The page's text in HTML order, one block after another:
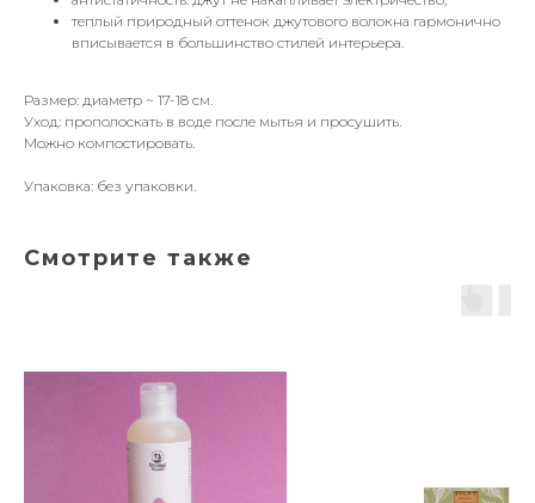
теплый природный оттенок джутового волокна гармонично
вписывается в большинство стилей интерьера.
Размер: диаметр ~ 17-18 см.
Уход: прополоскать в воде после мытья и просушить.
Можно компостировать.
Упаковка: без упаковки.
Смотрите также